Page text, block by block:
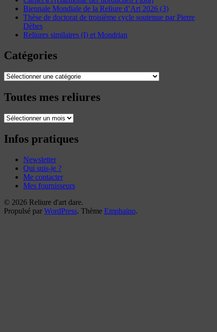
Biennale Mondiale de la Reliure d’Art 2026 (3)
Thèse de doctorat de troisième cycle soutenue par Pierre
Dèbes
Reliures similaires (I) et Mondrian
Catégories
Catégories
Toutes mes reliures
Toutes
reliures
Infos pratiques
Newsletter
Qui suis-je ?
Me contacter
Mes fournisseurs
© 2026 Reliure d'art dare.
Propulsé par WordPress. Thème Emphaino.